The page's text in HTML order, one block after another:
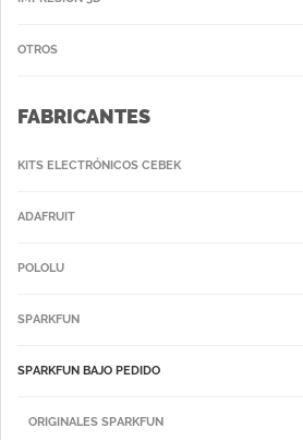
OTROS
FABRICANTES
KITS ELECTRÓNICOS CEBEK
ADAFRUIT
POLOLU
SPARKFUN
SPARKFUN BAJO PEDIDO
ORIGINALES SPARKFUN